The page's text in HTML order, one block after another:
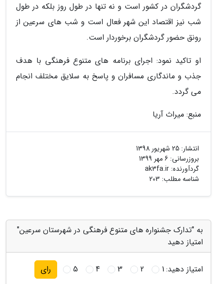
گردشگران در کشور است و نه تنها در طول روز بلکه در طول
شب نیز اقتصاد این شهر فعال است و شب های سرعین از
رونق حضور گردشگران برخوردار است.
او تاکید نمود: اجرای برنامه های متنوع فرهنگی با هدف
جذب و ماندگاری مسافران و پاسخ به سلایق مختلف انجام
می گردد.
منبع: میراث آریا
انتشار: 25 شهریور 1398
بروزرسانی: 6 مهر 1399
گردآورنده: ak3fa.ir
شناسه مطلب: 203
به "تدارک جشنواره های متنوع فرهنگی در شهرستان سرعین"
امتیاز دهید
امتیاز دهید:1
2
3
4
5 رای